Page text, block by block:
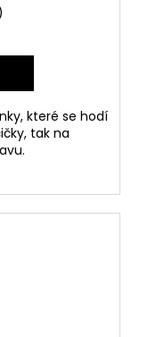
které se hodí
tak na